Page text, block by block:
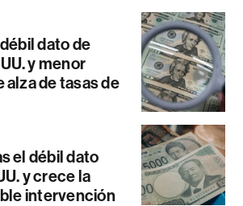
dato de
y menor
de tasas de
el débil dato
y crece la
intervención